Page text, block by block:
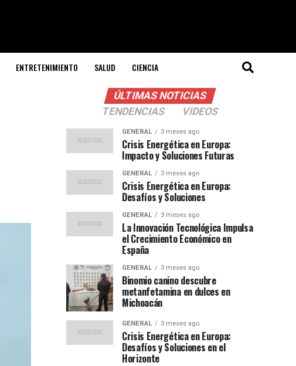
ENTRETENIMIENTO SALUD CIENCIA
ÚLTIMAS NOTICIAS
TENDENCIAS
VIDEOS
GENERAL 3 meses ago
Crisis Energética en Europa:
Impacto y Soluciones Futuras
GENERAL 3 meses ago
Crisis Energética en Europa:
Desafíos y Soluciones
GENERAL 3 meses ago
La Innovación Tecnológica Impulsa
el Crecimiento Económico en
España
GENERAL 3 meses ago
Binomio canino descubre
metanfetamina en dulces en
Michoacán
GENERAL 3 meses ago
Crisis Energética en Europa:
Desafíos y Soluciones en el
Horizonte